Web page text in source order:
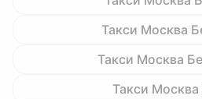
Такси Москва
Такси Москва
Такси Москва